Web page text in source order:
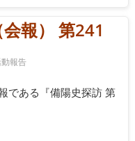
報） 第241
報告
である『備陽史探訪 第